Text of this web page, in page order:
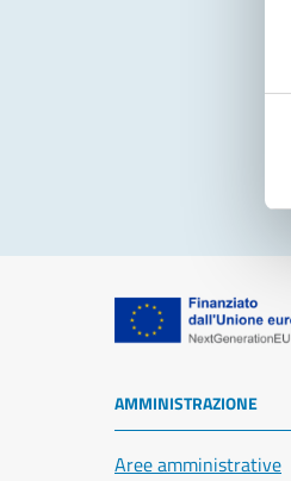
AMMINISTRAZIONE
Aree amministrative